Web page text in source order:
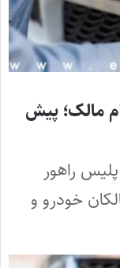
مالک؛ پیش
راهور
خودرو و